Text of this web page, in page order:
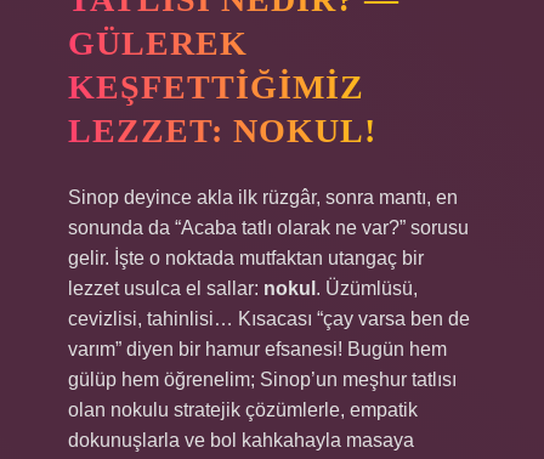
GÜLEREK
KEŞFETTIĞIMIZ
LEZZET: NOKUL!
Sinop deyince akla ilk rüzgâr, sonra mantı, en
sonunda da “Acaba tatlı olarak ne var?” sorusu
gelir. İşte o noktada mutfaktan utangaç bir
lezzet usulca el sallar: nokul . Üzümlüsü,
cevizlisi, tahinlisi… Kısacası “çay varsa ben de
varım” diyen bir hamur efsanesi! Bugün hem
gülüp hem öğrenelim; Sinop’un meşhur tatlısı
olan nokulu stratejik çözümlerle, empatik
dokunuşlarla ve bol kahkahayla masaya